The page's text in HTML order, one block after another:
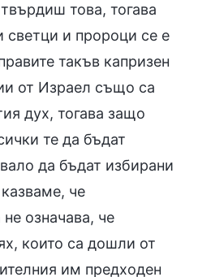
това, тогава
светци и пророци се е
такъв капризен
от Израел също са
дух, тогава защо
те да бъдат
да бъдат избирани
че
означава, че
които са дошли от
им предходен